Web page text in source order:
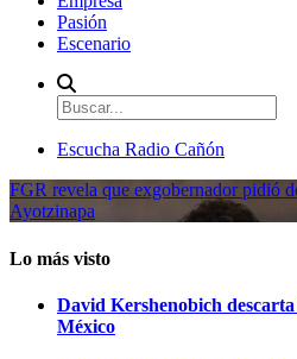
Pasión
Escenario
Escucha Radio Cañón
FGR revela que exgobernador pidió
Ayotzinapa
Lo más visto
David Kershenobich
México